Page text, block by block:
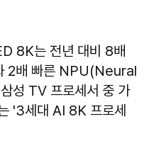
8K는 전년 대비 8배
2배 빠른 NPU(Neural
성 TV 프로세서 중 가
'3세대 AI 8K 프로세